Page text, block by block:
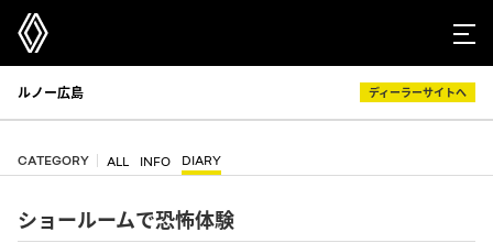
ルノー広島 ディーラーサイトへ
CATEGORY ALL INFO DIARY
ショールームで恐怖体験